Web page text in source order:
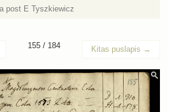
post E Tyszkiewicz
155 / 184 Kitas puslapis →